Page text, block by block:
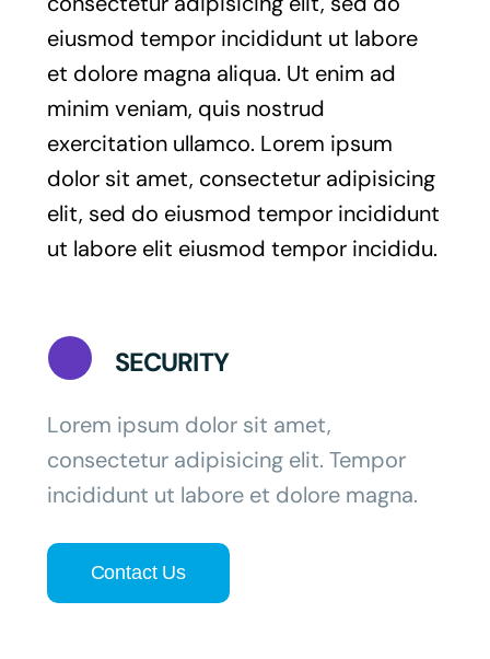
eiusmod tempor incididunt ut labore
et dolore magna aliqua. Ut enim ad
minim veniam, quis nostrud
exercitation ullamco. Lorem ipsum
dolor sit amet, consectetur adipisicing
elit, sed do eiusmod tempor incididunt
ut labore elit eiusmod tempor incididu.
SECURITY
Lorem ipsum dolor sit amet,
consectetur adipisicing elit. Tempor
incididunt ut labore et dolore magna.
Contact Us